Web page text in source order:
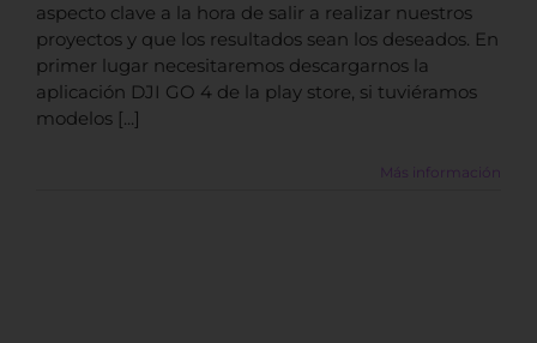
aspecto clave a la hora de salir a realizar nuestros
proyectos y que los resultados sean los deseados. En
primer lugar necesitaremos descargarnos la
aplicación DJI GO 4 de la play store, si tuviéramos
modelos [...]
Más información